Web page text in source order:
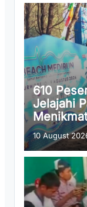
610
Jelajahi
10 August